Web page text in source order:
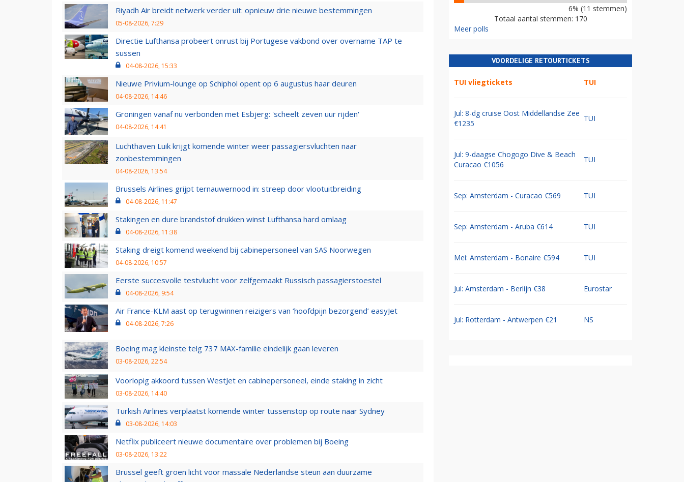
Riyadh Air breidt netwerk verder uit: opnieuw drie nieuwe bestemmingen
05-08-2026, 7:29
Directie Lufthansa probeert onrust bij Portugese vakbond over overname TAP te
sussen
04-08-2026, 15:33
Nieuwe Privium-lounge op Schiphol opent op 6 augustus haar deuren
04-08-2026, 14:46
Groningen vanaf nu verbonden met Esbjerg: 'scheelt zeven uur rijden'
04-08-2026, 14:41
Luchthaven Luik krijgt komende winter weer passagiersvluchten naar
zonbestemmingen
04-08-2026, 13:54
Brussels Airlines grijpt ternauwernood in: streep door vlootuitbreiding
04-08-2026, 11:47
Stakingen en dure brandstof drukken winst Lufthansa hard omlaag
04-08-2026, 11:38
Staking dreigt komend weekend bij cabinepersoneel van SAS Noorwegen
04-08-2026, 10:57
Eerste succesvolle testvlucht voor zelfgemaakt Russisch passagierstoestel
04-08-2026, 9:54
Air France-KLM aast op terugwinnen reizigers van ‘hoofdpijn bezorgend’ easyJet
04-08-2026, 7:26
Boeing mag kleinste telg 737 MAX-familie eindelijk gaan leveren
03-08-2026, 22:54
Voorlopig akkoord tussen WestJet en cabinepersoneel, einde staking in zicht
03-08-2026, 14:40
Turkish Airlines verplaatst komende winter tussenstop op route naar Sydney
03-08-2026, 14:03
Netflix publiceert nieuwe documentaire over problemen bij Boeing
03-08-2026, 13:22
Brussel geeft groen licht voor massale Nederlandse steun aan duurzame
6% (11 stemmen)
Totaal aantal stemmen: 170
Meer polls
VOORDELIGE RETOURTICKETS
TUI vliegtickets TUI
Jul: 8-dg cruise Oost Middellandse Zee
€1235
TUI
Jul: 9-daagse Chogogo Dive & Beach
Curacao €1056
TUI
Sep: Amsterdam - Curacao €569 TUI
Sep: Amsterdam - Aruba €614 TUI
Mei: Amsterdam - Bonaire €594 TUI
Jul: Amsterdam - Berlijn €38 Eurostar
Jul: Rotterdam - Antwerpen €21 NS